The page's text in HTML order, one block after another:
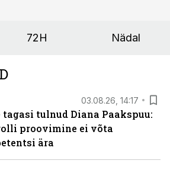
72H Nädal
03.08.26, 14:17
tulnud Diana Paakspuu:
proovimine ei võta
ära